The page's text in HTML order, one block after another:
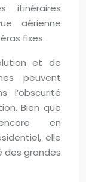
itinéraires
aérienne
fixes.
et de
peuvent
l’obscurité
Bien que
en
elle
des grandes